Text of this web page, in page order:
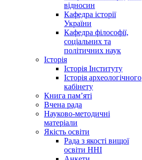
відносин
Кафедра історії
України
Кафедра філософії,
соціальних та
політичних наук
Історія
Історія Інституту
Історія археологічного
кабінету
Книга памʼяті
Вчена рада
Науково-методичні
матеріали
Якість освіти
Рада з якості вищої
освіти ННІ